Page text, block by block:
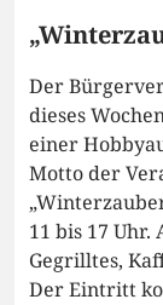
Der
dieses
einer
Motto der
11 bis 17
Gegrilltes,
Der Eintritt